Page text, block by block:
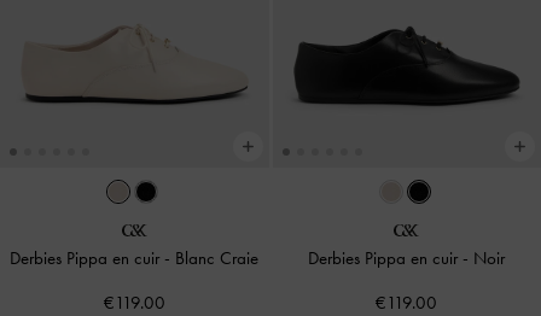
Derbies Pippa en cuir - Blanc Craie
€119.00
Derbies Pippa en cuir - Noir
€119.00